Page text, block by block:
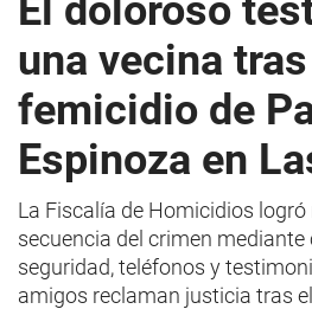
El doloroso
una vecina tras
femicidio de
Espinoza en
La Fiscalía de Homicidios
secuencia del crimen
seguridad, teléfonos y
amigos reclaman justicia tras